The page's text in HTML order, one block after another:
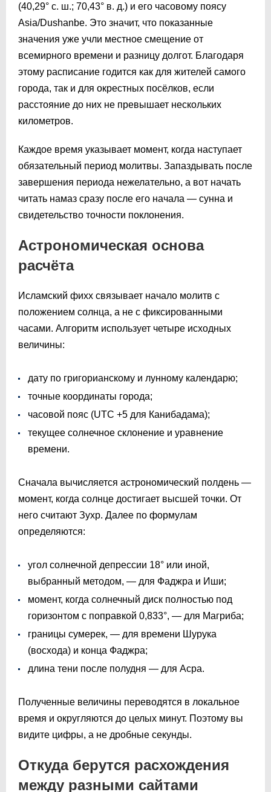
(40,29° с. ш.; 70,43° в. д.) и его часовому поясу
Asia/Dushanbe. Это значит, что показанные
значения уже учли местное смещение от
всемирного времени и разницу долгот. Благодаря
этому расписание годится как для жителей самого
города, так и для окрестных посёлков, если
расстояние до них не превышает нескольких
километров.
Каждое время указывает момент, когда наступает
обязательный период молитвы. Запаздывать после
завершения периода нежелательно, а вот начать
читать намаз сразу после его начала — сунна и
свидетельство точности поклонения.
Астрономическая основа
расчёта
Исламский фихх связывает начало молитв с
положением солнца, а не с фиксированными
часами. Алгоритм использует четыре исходных
величины:
дату по григорианскому и лунному календарю;
точные координаты города;
часовой пояс (UTC +5 для Канибадама);
текущее солнечное склонение и уравнение
времени.
Сначала вычисляется астрономический полдень —
момент, когда солнце достигает высшей точки. От
него считают Зухр. Далее по формулам
определяются:
угол солнечной депрессии 18° или иной,
выбранный методом, — для Фаджра и Иши;
момент, когда солнечный диск полностью под
горизонтом с поправкой 0,833°, — для Магриба;
границы сумерек, — для времени Шурука
(восхода) и конца Фаджра;
длина тени после полудня — для Асра.
Полученные величины переводятся в локальное
время и округляются до целых минут. Поэтому вы
видите цифры, а не дробные секунды.
Откуда берутся расхождения
между разными сайтами